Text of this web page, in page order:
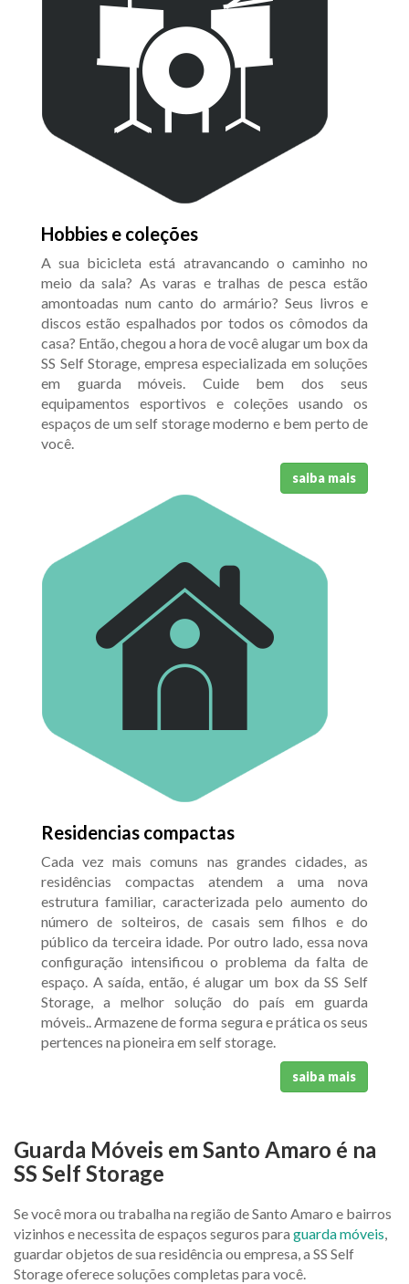
Hobbies e coleções
A sua bicicleta está atravancando o caminho no
meio da sala? As varas e tralhas de pesca estão
amontoadas num canto do armário? Seus livros e
discos estão espalhados por todos os cômodos da
casa? Então, chegou a hora de você alugar um box da
SS Self Storage, empresa especializada em soluções
em guarda móveis. Cuide bem dos seus
equipamentos esportivos e coleções usando os
espaços de um self storage moderno e bem perto de
você.
saiba mais
Residencias compactas
Cada vez mais comuns nas grandes cidades, as
residências compactas atendem a uma nova
estrutura familiar, caracterizada pelo aumento do
número de solteiros, de casais sem filhos e do
público da terceira idade. Por outro lado, essa nova
configuração intensificou o problema da falta de
espaço. A saída, então, é alugar um box da SS Self
Storage, a melhor solução do país em guarda
móveis.. Armazene de forma segura e prática os seus
pertences na pioneira em self storage.
saiba mais
Guarda Móveis em Santo Amaro é na
SS Self Storage
Se você mora ou trabalha na região de Santo Amaro e bairros
vizinhos e necessita de espaços seguros para guarda móveis,
guardar objetos de sua residência ou empresa, a SS Self
Storage oferece soluções completas para você.